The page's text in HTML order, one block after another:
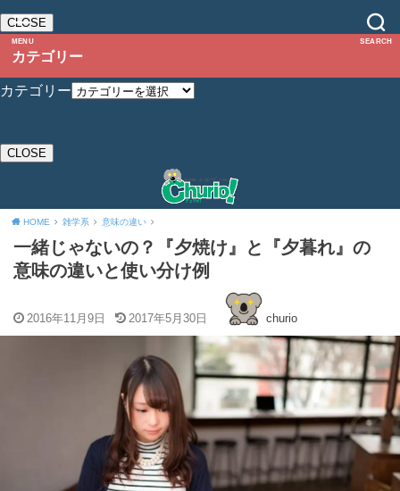
MENU
CLOSE
カテゴリー
カテゴリー
CLOSE
SEARCH
HOME 雑学系 意味の違い
一緒じゃないの？『夕焼け』と『夕暮れ』の
意味の違いと使い分け例
2016年11月9日 2017年5月30日 churio